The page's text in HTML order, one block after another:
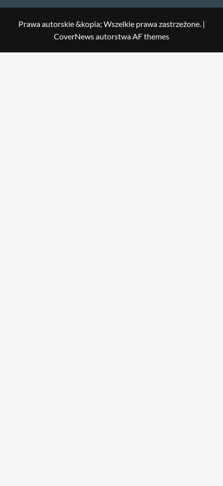
Prawa autorskie &kopia; Wszelkie prawa zastrzeżone. |
CoverNewsautorstwa AF themes